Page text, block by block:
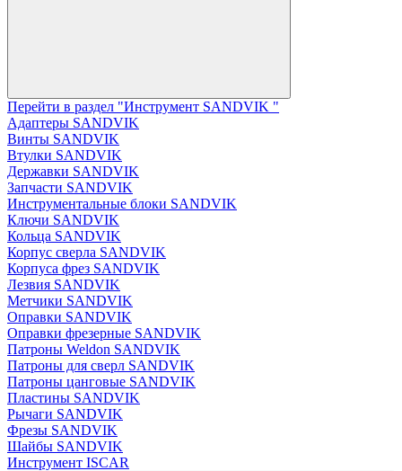
Перейти в раздел "Инструмент SANDVIK "
Адаптеры SANDVIK
Винты SANDVIK
Втулки SANDVIK
Державки SANDVIK
Запчасти SANDVIK
Инструментальные блоки SANDVIK
Ключи SANDVIK
Кольца SANDVIK
Корпус сверла SANDVIK
Корпуса фрез SANDVIK
Лезвия SANDVIK
Метчики SANDVIK
Оправки SANDVIK
Оправки фрезерные SANDVIK
Патроны Weldon SANDVIK
Патроны для сверл SANDVIK
Патроны цанговые SANDVIK
Пластины SANDVIK
Рычаги SANDVIK
Фрезы SANDVIK
Шайбы SANDVIK
Инструмент ISCAR